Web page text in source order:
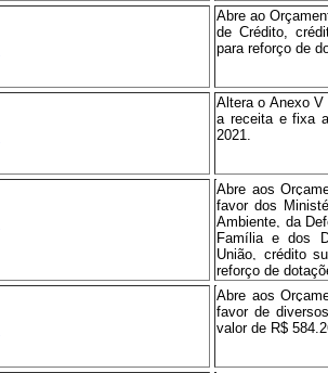
Abre ao
de Crédito,
para reforço de
Altera o Anexo V
a receita e fixa
2021.
Abre aos
favor dos
Ambiente, da
Família e dos
União, crédito
reforço de
Abre aos
favor de
valor de R$